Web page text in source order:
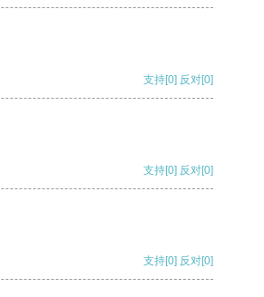
支持[0] 反对[0]
支持[0] 反对[0]
支持[0] 反对[0]